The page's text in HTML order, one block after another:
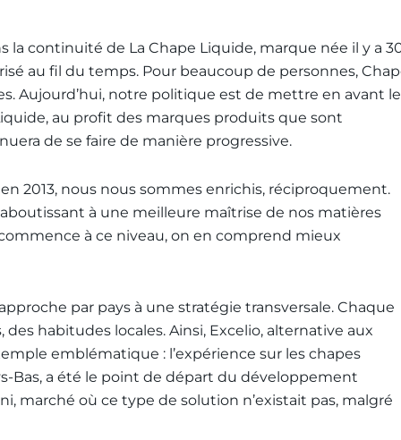
la continuité de La Chape Liquide, marque née il y a
au fil du temps. Pour beaucoup de personnes,
Aujourd’hui, notre politique est de mettre en avant le
au profit des marques produits que sont
de se faire de manière progressive.
2013, nous nous sommes enrichis, réciproquement.
à une meilleure maîtrise de nos matières
à ce niveau, on en comprend mieux
par pays à une stratégie transversale. Chaque
habitudes locales. Ainsi, Excelio, alternative aux
emblématique : l’expérience sur les chapes
Bas, a été le point de départ du développement
marché où ce type de solution n’existait pas, malgré